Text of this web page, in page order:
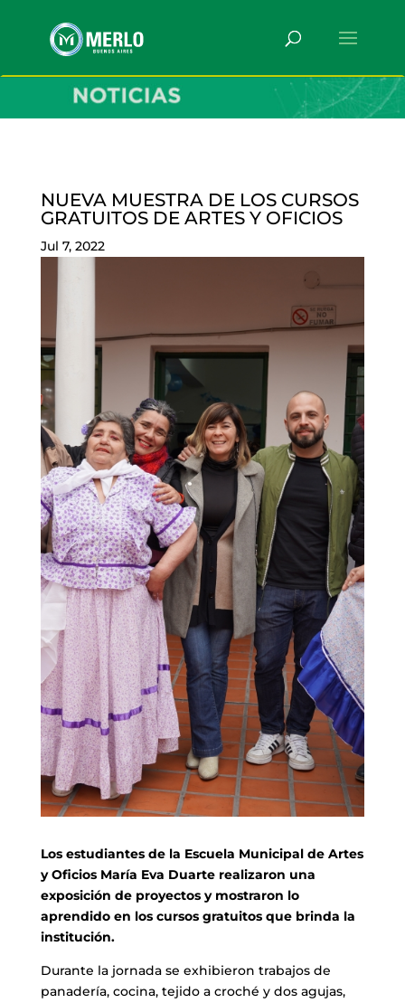
NUEVA MUESTRA DE LOS CURSOS
GRATUITOS DE ARTES Y OFICIOS
Jul 7, 2022
Los estudiantes de la Escuela Municipal de Artes
y Oficios María Eva Duarte realizaron una
exposición de proyectos y mostraron lo
aprendido en los cursos gratuitos que brinda la
institución.
Durante la jornada se exhibieron trabajos de
panadería, cocina, tejido a croché y dos agujas,